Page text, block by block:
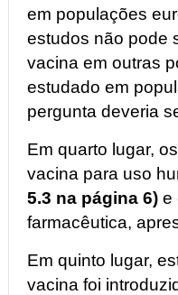
em populações
estudos não pode
vacina em outras
estudado em
pergunta deveria
Em quarto lugar,
vacina para uso
5.3 na página 6) e
farmacêutica,
Em quinto lugar,
vacina foi